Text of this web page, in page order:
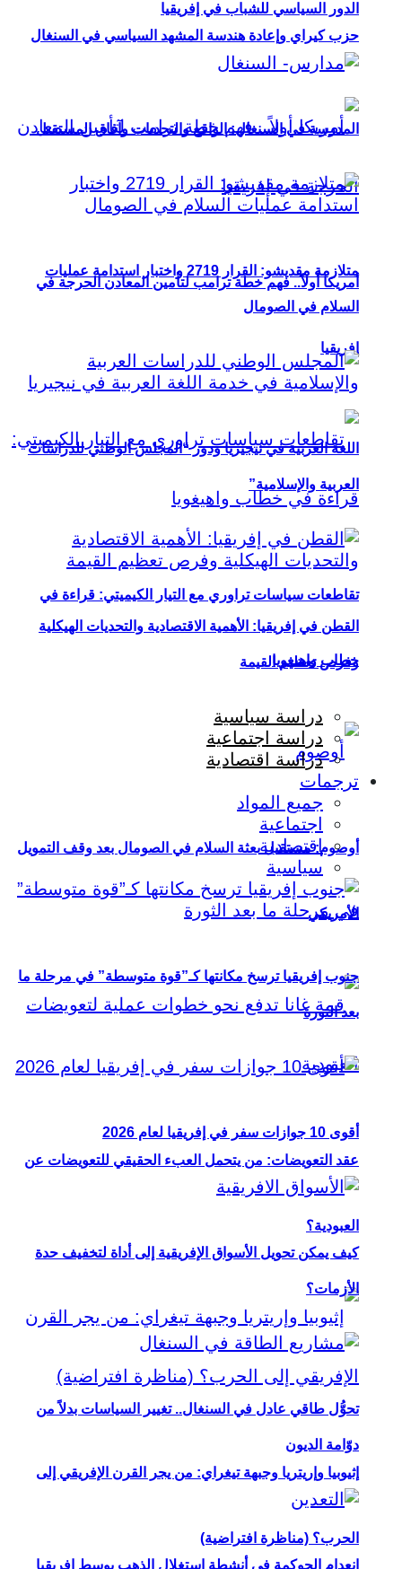
حزب كيراي وإعادة هندسة المشهد السياسي في السنغال
أمريكا أولاً.. فهم خطة ترامب لتأمين المعادن الحرجة في
إفريقيا
تقاطعات سياسات تراوري مع التيار الكيميتي: قراءة في
خطاب واهيغويا
أوصوم: مستقبل بعثة السلام في الصومال بعد وقف التمويل
الأمريكي
عقد التعويضات: من يتحمل العبء الحقيقي للتعويضات عن
العبودية؟
إثيوبيا وإريتريا وجبهة تيغراي: من يجر القرن الإفريقي إلى
الحرب؟ (مناظرة افتراضية)
الدور السياسي للشباب في إفريقيا
المدرسة في السنغال: الواقع والتحديات وآفاق المستقبل
متلازمة مقديشو: القرار 2719 واختبار استدامة عمليات
السلام في الصومال
اللغة العربية في نيجيريا ودور “المجلس الوطني للدراسات
العربية والإسلامية”
القطن في إفريقيا: الأهمية الاقتصادية والتحديات الهيكلية
وفرص تعظيم القيمة
دراسة سياسية
دراسة اجتماعية
دراسة اقتصادية
ترجمات
جميع المواد
اجتماعية
اقتصادية
سياسية
جنوب إفريقيا ترسخ مكانتها كـ”قوة متوسطة” في مرحلة ما
بعد الثورة
أقوى 10 جوازات سفر في إفريقيا لعام 2026
كيف يمكن تحويل الأسواق الإفريقية إلى أداة لتخفيف حدة
الأزمات؟
تحوُّل طاقي عادل في السنغال.. تغيير السياسات بدلاً من
دوّامة الديون
انعدام الحوكمة في أنشطة استغلال الذهب بوسط إفريقيا